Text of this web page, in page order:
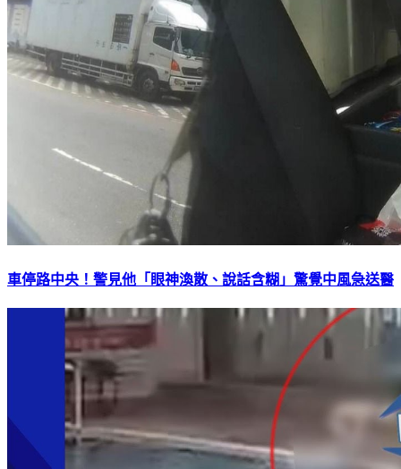
車停路中央！警見他「眼神渙散、說話含糊」驚覺中風急送醫